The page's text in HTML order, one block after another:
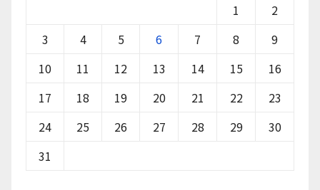
1
2
3
4 5 6 7 8
9
10
11 12 13 14 15
16
17
18 19 20 21 22
23
24
25 26 27 28 29
30
31